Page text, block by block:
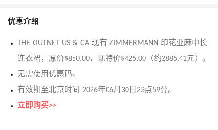
优惠介绍
THE OUTNET US & CA 现有 ZIMMERMANN 印花亚麻中长
连衣裙，原价$850.00，现特价$425.00（约2885.41元）。
无需使用优惠码。
有效期至北京时间 2026年06月30日23点59分。
立即购买>>